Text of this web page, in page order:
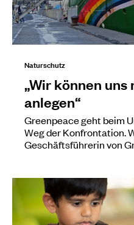
Naturschutz
„Wir können uns
anlegen“
Greenpeace geht beim
Weg der Konfrontation.
Geschäftsführerin von